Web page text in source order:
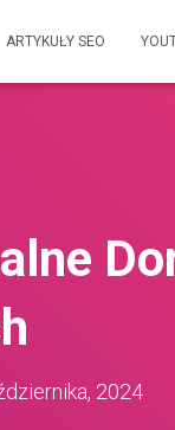
ARTYKUŁY SEO
2024